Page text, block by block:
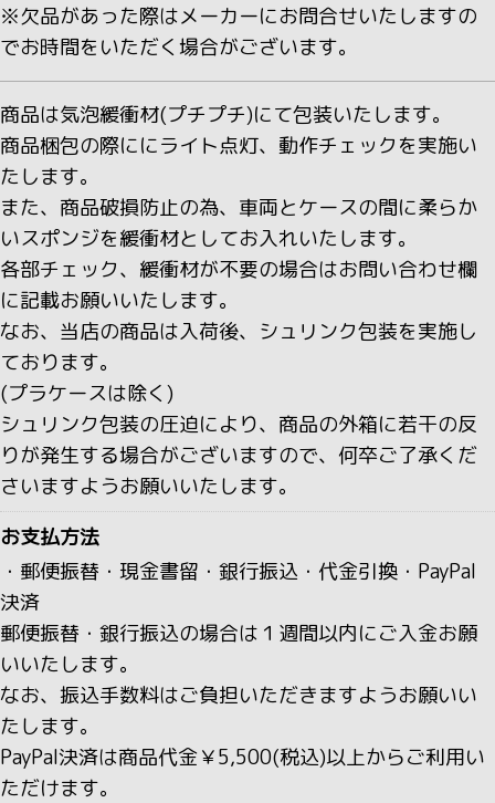
※欠品があった際はメーカーにお問合せいたしますの
でお時間をいただく場合がございます。
商品は気泡緩衝材(プチプチ)にて包装いたします。
商品梱包の際ににライト点灯、動作チェックを実施い
たします。
また、商品破損防止の為、車両とケースの間に柔らか
いスポンジを緩衝材としてお入れいたします。
各部チェック、緩衝材が不要の場合はお問い合わせ欄
に記載お願いいたします。
なお、当店の商品は入荷後、シュリンク包装を実施し
ております。
(プラケースは除く)
シュリンク包装の圧迫により、商品の外箱に若干の反
りが発生する場合がございますので、何卒ご了承くだ
さいますようお願いいたします。
お支払方法
・郵便振替・現金書留・銀行振込・代金引換・PayPal
決済
郵便振替・銀行振込の場合は１週間以内にご入金お願
いいたします。
なお、振込手数料はご負担いただきますようお願いい
たします。
PayPal決済は商品代金￥5,500(税込)以上からご利用い
ただけます。